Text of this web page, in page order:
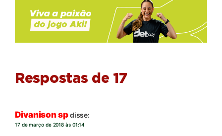
Respostas de 17
Divanison spdisse:
17 de março de 2018 às 01:14